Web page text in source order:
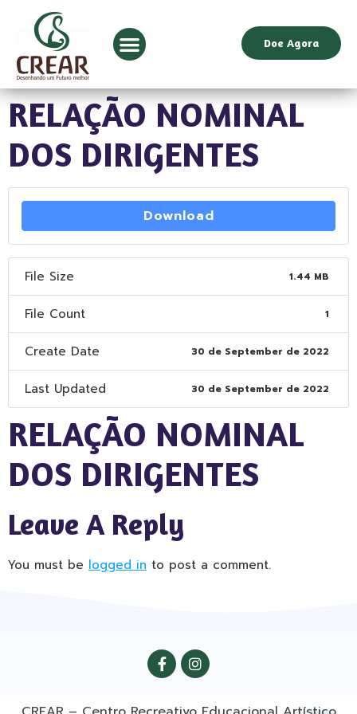
Doe Agora
RELAÇÃO NOMINAL
DOS DIRIGENTES
Download
File Size 1.44 MB
File Count 1
Create Date 30 de September de 2022
Last Updated 30 de September de 2022
RELAÇÃO NOMINAL
DOS DIRIGENTES
Leave A Reply
You must be logged in to post a comment.